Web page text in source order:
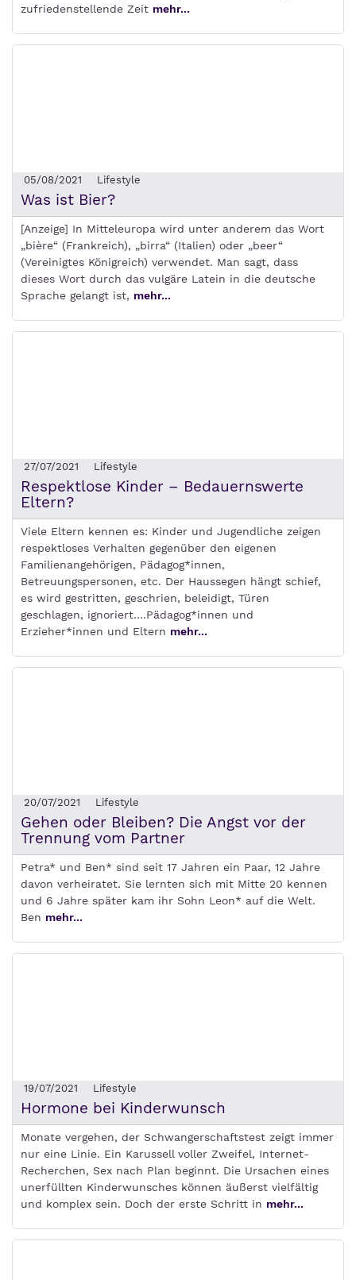
zufriedenstellende Zeit mehr...
05/08/2021 Lifestyle
Was ist Bier?
[Anzeige] In Mitteleuropa wird unter anderem das Wort
„bière“ (Frankreich), „birra“ (Italien) oder „beer“
(Vereinigtes Königreich) verwendet. Man sagt, dass
dieses Wort durch das vulgäre Latein in die deutsche
Sprache gelangt ist, mehr...
27/07/2021 Lifestyle
Respektlose Kinder – Bedauernswerte
Eltern?
Viele Eltern kennen es: Kinder und Jugendliche zeigen
respektloses Verhalten gegenüber den eigenen
Familienangehörigen, Pädagog*innen,
Betreuungspersonen, etc. Der Haussegen hängt schief,
es wird gestritten, geschrien, beleidigt, Türen
geschlagen, ignoriert….Pädagog*innen und
Erzieher*innen und Eltern mehr...
20/07/2021 Lifestyle
Gehen oder Bleiben? Die Angst vor der
Trennung vom Partner
Petra* und Ben* sind seit 17 Jahren ein Paar, 12 Jahre
davon verheiratet. Sie lernten sich mit Mitte 20 kennen
und 6 Jahre später kam ihr Sohn Leon* auf die Welt.
Ben mehr...
19/07/2021 Lifestyle
Hormone bei Kinderwunsch
Monate vergehen, der Schwangerschaftstest zeigt immer
nur eine Linie. Ein Karussell voller Zweifel, Internet-
Recherchen, Sex nach Plan beginnt. Die Ursachen eines
unerfüllten Kinderwunsches können äußerst vielfältig
und komplex sein. Doch der erste Schritt in mehr...